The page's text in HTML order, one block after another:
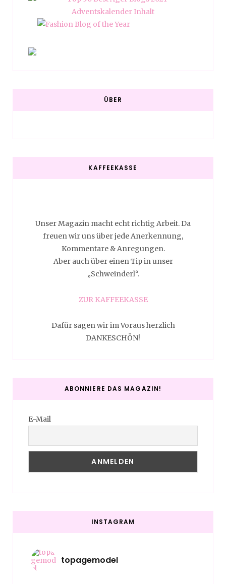
ÜBER
KAFFEEKASSE
Unser Magazin macht echt richtig Arbeit. Da
freuen wir uns über jede Anerkennung,
Kommentare & Anregungen.
Aber auch über einen Tip in unser
„Schweinderl“.
ZUR KAFFEEKASSE
Dafür sagen wir im Voraus herzlich
DANKESCHÖN!
ABONNIERE DAS MAGAZIN!
E-Mail
INSTAGRAM
topagemodel